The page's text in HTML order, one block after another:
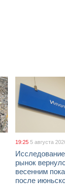
19:25 5 августа
рынок
весенним
после